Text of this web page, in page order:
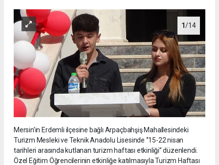
1/14
Mersin’in Erdemli ilçesine bağlı Arpaçbahşiş Mahallesindeki
Turizm Mesleki ve Teknik Anadolu Lisesinde ‘’15-22 nisan
tarihleri arasında kutlanan turizm haftası etkinliği’’ düzenlendi.
Özel Eğitim Öğrencilerinin etkinliğe katılmasıyla Turizm Haftası